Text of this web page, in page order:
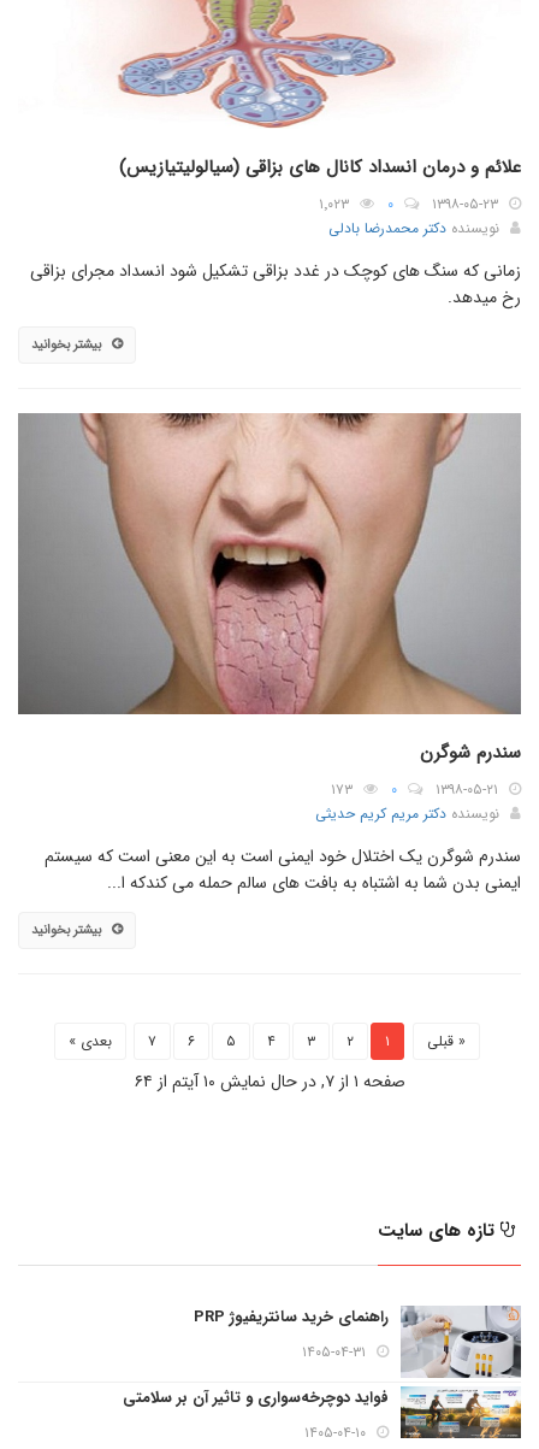
علائم و درمان انسداد کانال های بزاقی (سیالولیتیازیس)
۱۳۹۸-۰۵-۲۳ ۰
۱٬۰۲۳
نویسنده دکتر محمدرضا بادلی
زمانی که سنگ های کوچک در غدد بزاقی تشکیل شود انسداد مجرای بزاقی
رخ میدهد.
بیشتر بخوانید
سندرم شوگرن
۱۳۹۸-۰۵-۲۱ ۰
۱۷۳
نویسنده دکتر مریم کریم حدیثی
سندرم شوگرن یک اختلال خود ایمنی است به این معنی است که سیستم
ایمنی بدن شما به اشتباه به بافت های سالم حمله می کندکه ا...
بیشتر بخوانید
« قبلی ۱ ۲ ۳ ۴ ۵ ۶ ۷ بعدی »
صفحه ۱ از ۷, در حال نمایش ۱۰ آیتم از ۶۴
تازه های سایت
راهنمای خرید سانتریفیوژ PRP
۱۴۰۵-۰۴-۳۱
فواید دوچرخه‌سواری و تاثیر آن بر سلامتی
۱۴۰۵-۰۴-۱۰